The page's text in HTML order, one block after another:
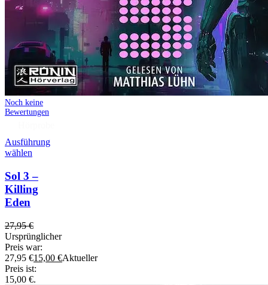
Noch keine
Bewertungen
Ausführung
wählen
Sol 3 –
Killing
Eden
27,95€
Ursprünglicher
Preis war:
27,95 €15,00 €Aktueller
Preis ist:
15,00 €.